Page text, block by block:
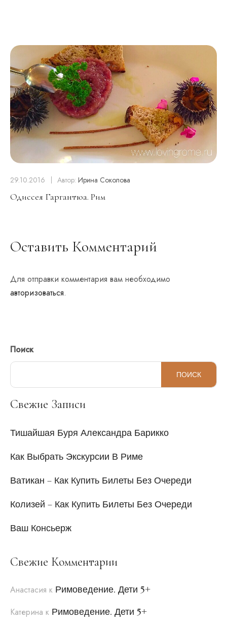
29.10.2016 Автор: Ирина Соколова
Одиссея Гаргантюа. Рим
Оставить Комментарий
Для отправки комментария вам необходимо
авторизоваться.
Поиск
ПОИСК
Свежие Записи
Тишайшая Буря Александра Барикко
Как Выбрать Экскурсии В Риме
Ватикан – Как Купить Билеты Без Очереди
Колизей – Как Купить Билеты Без Очереди
Ваш Консьерж
Свежие Комментарии
Анастасия к Римоведение. Дети 5+
Катерина к Римоведение. Дети 5+